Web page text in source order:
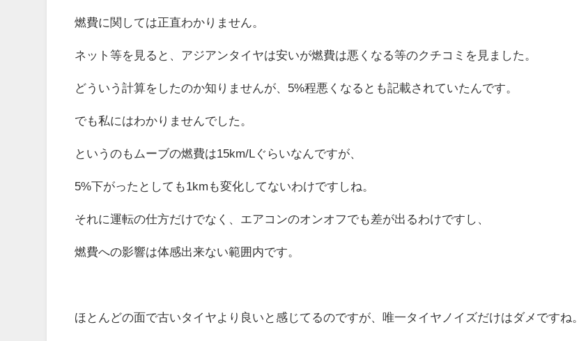
燃費に関しては正直わかりません。
ネット等を見ると、アジアンタイヤは安いが燃費は悪くなる等のクチコミを見ました。
どういう計算をしたのか知りませんが、5%程悪くなるとも記載されていたんです。
でも私にはわかりませんでした。
というのもムーブの燃費は15km/Lぐらいなんですが、
5%下がったとしても1kmも変化してないわけですしね。
それに運転の仕方だけでなく、エアコンのオンオフでも差が出るわけですし、
燃費への影響は体感出来ない範囲内です。
ほとんどの面で古いタイヤより良いと感じてるのですが、唯一タイヤノイズだけはダメですね。